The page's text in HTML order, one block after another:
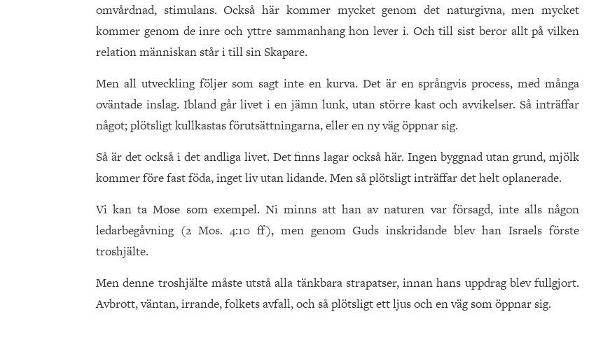
omvårdnad, stimulans. Också här kommer mycket genom det naturgivna, men mycket
kommer genom de inre och yttre sammanhang hon lever i. Och till sist beror allt på vilken
relation människan står i till sin Skapare.
Men all utveckling följer som sagt inte en kurva. Det är en språngvis process, med många
oväntade inslag. Ibland går livet i en jämn lunk, utan större kast och avvikelser. Så inträffar
något; plötsligt kullkastas förutsättningarna, eller en ny väg öppnar sig.
Så är det också i det andliga livet. Det finns lagar också här. Ingen byggnad utan grund, mjölk
kommer före fast föda, inget liv utan lidande. Men så plötsligt inträffar det helt oplanerade.
Vi kan ta Mose som exempel. Ni minns att han av naturen var försagd, inte alls någon
ledarbegåvning (2 Mos. 4:10 ff), men genom Guds inskridande blev han Israels förste
troshjälte.
Men denne troshjälte måste utstå alla tänkbara strapatser, innan hans uppdrag blev fullgjort.
Avbrott, väntan, irrande, folkets avfall, och så plötsligt ett ljus och en väg som öppnar sig.